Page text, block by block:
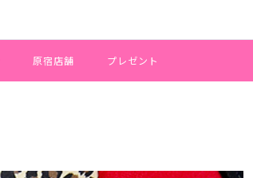
原宿店舗 プレゼント